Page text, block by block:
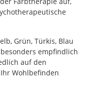
Grün, Türkis, Blau
empfindlich
auf den
Wohlbefinden